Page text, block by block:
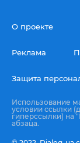
О проекте
Реклама
Защита
Использование
условии ссылки
гиперссылки) на
абзаца.